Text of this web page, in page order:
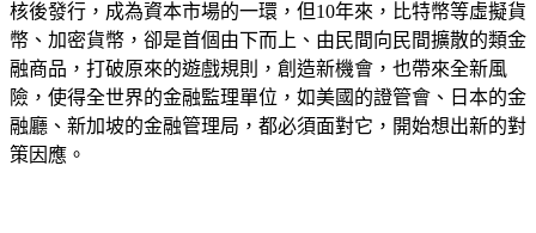
過去所有金融商品、契約，大都由上而下，由金融監理單位審
核後發行，成為資本市場的一環，但10年來，比特幣等虛擬貨
幣、加密貨幣，卻是首個由下而上、由民間向民間擴散的類金
融商品，打破原來的遊戲規則，創造新機會，也帶來全新風
險，使得全世界的金融監理單位，如美國的證管會、日本的金
融廳、新加坡的金融管理局，都必須面對它，開始想出新的對